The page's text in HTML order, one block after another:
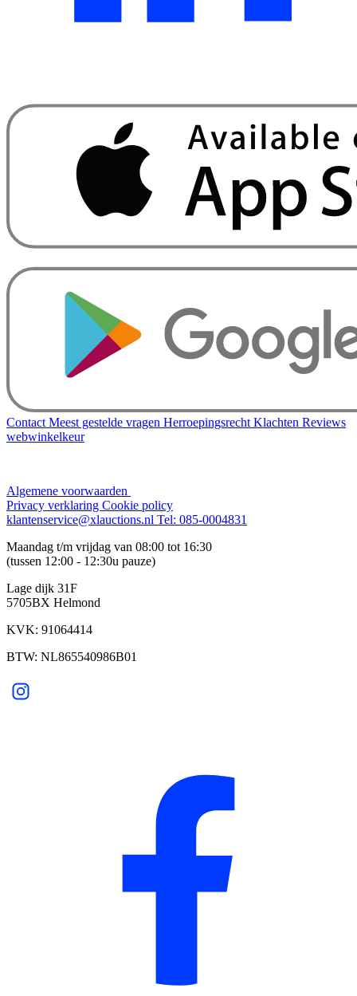
Contact Meest gestelde vragen Herroepingsrecht Klachten Reviews
webwinkelkeur
Algemene voorwaarden
Privacy verklaring Cookie policy
klantenservice@xlauctions.nl Tel: 085-0004831
Maandag t/m vrijdag van 08:00 tot 16:30
(tussen 12:00 - 12:30u pauze)
Lage dijk 31F
5705BX Helmond
KVK: 91064414
BTW: NL865540986B01